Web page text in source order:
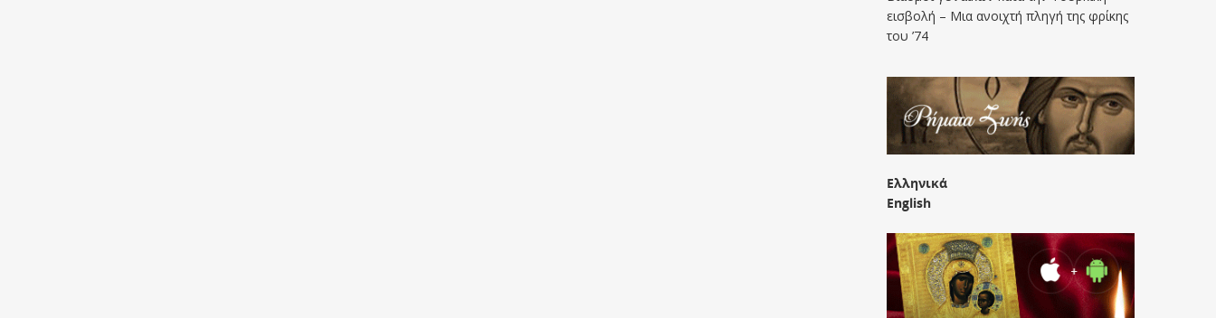
εισβολή – Μια ανοιχτή πληγή της φρίκης
του ’74
Ελληνικά
English